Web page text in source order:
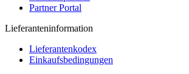
Partner Portal
Lieferanteninformation
Lieferantenkodex
Einkaufsbedingungen